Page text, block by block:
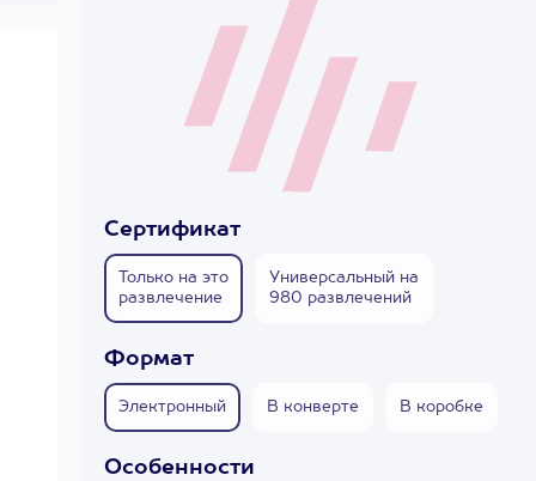
Сертификат
Только на это
развлечение
Универсальный на
980 развлечений
Формат
Электронный В конверте В коробке
Особенности